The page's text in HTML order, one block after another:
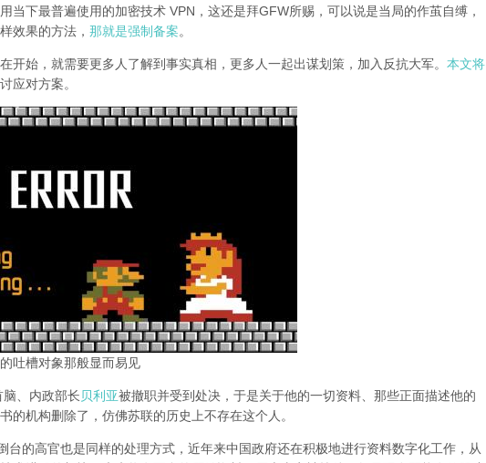
当下最普遍使用的加密技术 VPN，这还是拜GFW所赐，可以说是当局的作茧自缚，
效果的方法， 那就是强制备案。
开始，就需要更多人了解到事实真相，更多人一起出谋划策，加入反抗大军。 本文将
应对方案。
吐槽对象那般显而易见
、内政部长贝利亚被撤职并受到处决，于是关于他的一切资料、那些正面描述他的
的机构删除了，仿佛苏联的历史上不存在这个人。
台的高官也是同样的处理方式，近年来中国政府还在积极地进行资料数字化工作，从